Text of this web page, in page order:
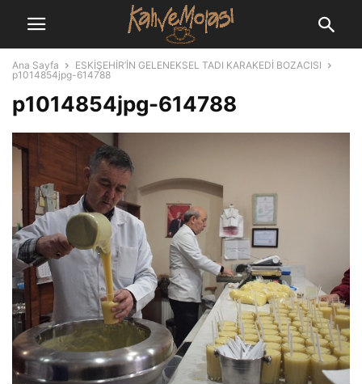
Ana Sayfa
ESKİŞEHİR’İN GELENEKSEL TADI KARAKEDİ BOZACISI
p1014854jpg-614788
p1014854jpg-614788